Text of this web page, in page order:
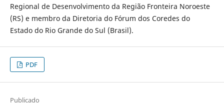
Regional de Desenvolvimento da Região Fronteira Noroeste
(RS) e membro da Diretoria do Fórum dos Coredes do
Estado do Rio Grande do Sul (Brasil).
PDF
Publicado